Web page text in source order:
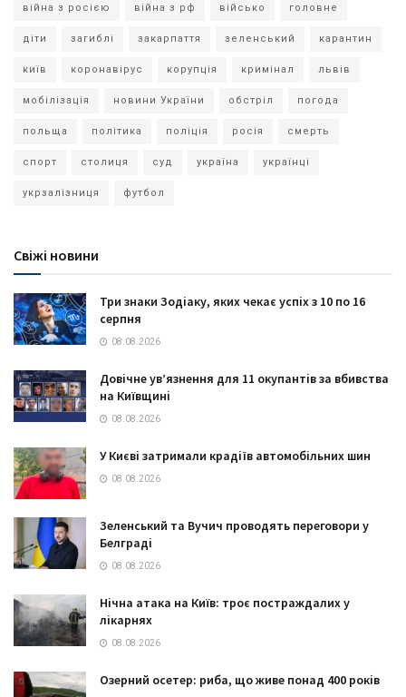
війна з росією війна з рф військо головне
діти загиблі закарпаття зеленський карантин
київ коронавірус корупція кримінал львів
мобілізація новини України обстріл погода
польща політика поліція росія смерть
спорт столиця суд україна українці
укрзалізниця футбол
Свіжі новини
Три знаки Зодіаку, яких чекає успіх з 10 по 16
серпня
08.08.2026
Довічне ув’язнення для 11 окупантів за вбивства
на Київщині
08.08.2026
У Києві затримали крадіїв автомобільних шин
08.08.2026
Зеленський та Вучич проводять переговори у
Белграді
08.08.2026
Нічна атака на Київ: троє постраждалих у
лікарнях
08.08.2026
Озерний осетер: риба, що живе понад 400 років